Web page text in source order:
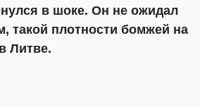
в шоке. Он не ожидал
такой плотности бомжей на
Литве.